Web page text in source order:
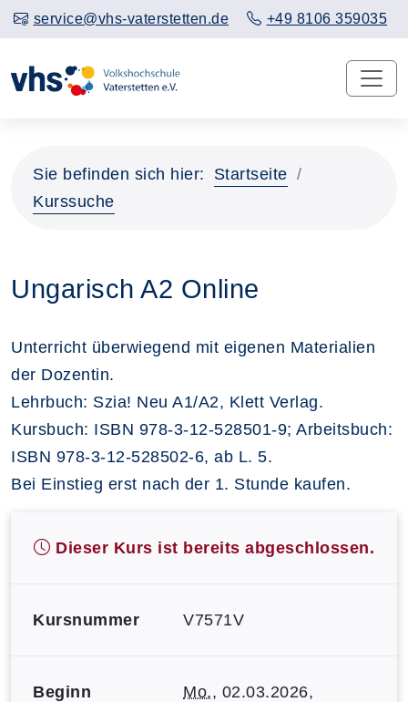
service@vhs-vaterstetten.de +49 8106 359035
Sie befinden sich hier:
Startseite
Kurssuche
Ungarisch A2 Online
Unterricht überwiegend mit eigenen Materialien
der Dozentin.
Lehrbuch: Szia! Neu A1/A2, Klett Verlag.
Kursbuch: ISBN 978-3-12-528501-9; Arbeitsbuch:
ISBN 978-3-12-528502-6, ab L. 5.
Bei Einstieg erst nach der 1. Stunde kaufen.
Dieser Kurs ist bereits abgeschlossen.
Kursnummer V7571V
Beginn Mo., 02.03.2026,